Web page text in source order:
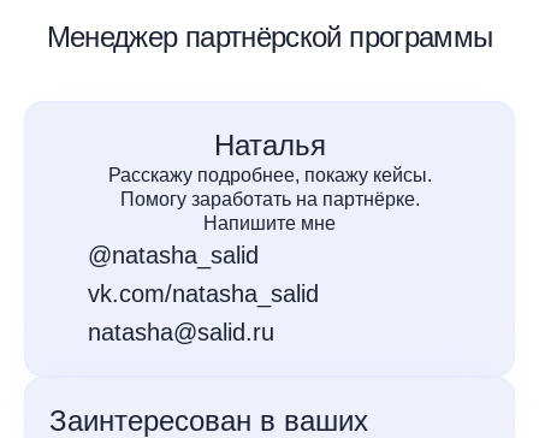
Менеджер партнёрской программы
Наталья
Расскажу подробнее, покажу кейсы.
Помогу заработать на партнёрке.
Напишите мне
@natasha_salid
vk.com/natasha_salid
natasha@salid.ru
Заинтересован в ваших